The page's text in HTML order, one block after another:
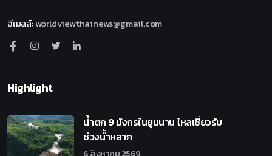
อีเมลล์:worldviewthainews@gmail.com
Highlight
น้ำตก 9 มังกรในยูนนาน ไหลเชี่ยวรับ
ช่วงน้ำหลาก